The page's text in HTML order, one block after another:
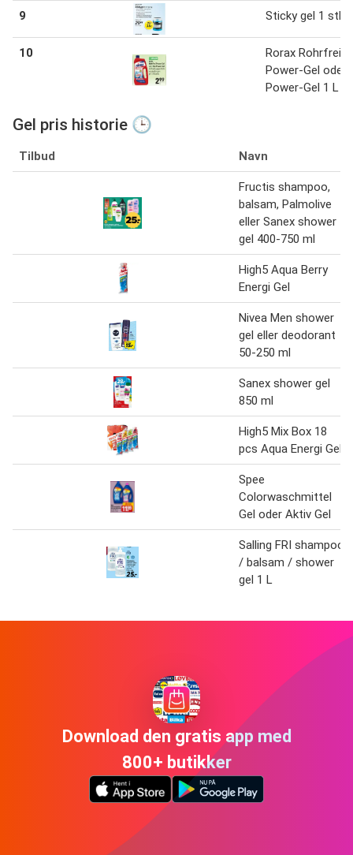
9 Sticky gel 1 stk.
10
Rorax Rohrfrei
Power-Gel oder
Power-Gel 1 L
Gel pris historie 🕒
Tilbud Navn
Fructis shampoo,
balsam, Palmolive
eller Sanex shower
gel 400-750 ml
High5 Aqua Berry
Energi Gel
Nivea Men shower
gel eller deodorant
50-250 ml
Sanex shower gel
850 ml
High5 Mix Box 18
pcs Aqua Energi Gel
Spee
Colorwaschmittel
Gel oder Aktiv Gel
Salling FRI shampoo
/ balsam / shower
gel 1 L
Download den gratis app med
800+ butikker